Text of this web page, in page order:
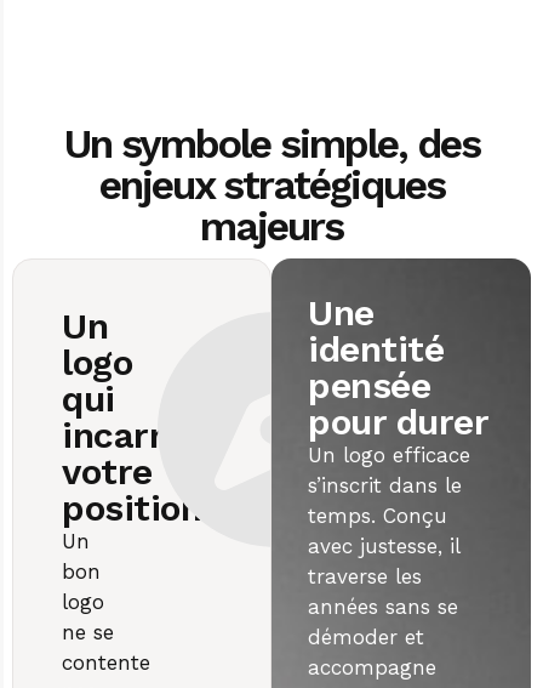
Un symbole simple, des
enjeux stratégiques
majeurs
Un
logo
qui
incarne
votre
positionnement
Un
bon
logo
ne se
contente
Une
identité
pensée
pour durer
Un logo efficace
s’inscrit dans le
temps. Conçu
avec justesse, il
traverse les
années sans se
démoder et
accompagne